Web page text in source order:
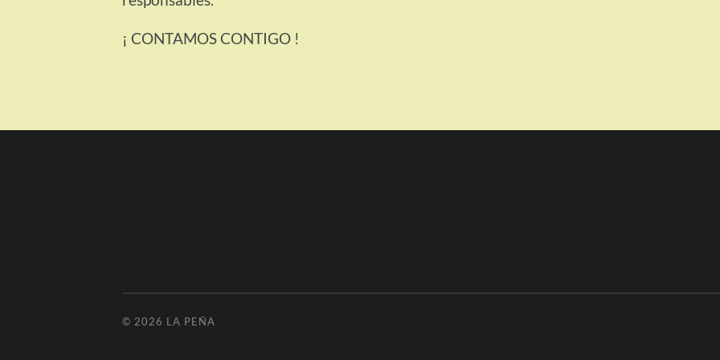
¡ CONTAMOS CONTIGO !
© 2026 LA PEÑA